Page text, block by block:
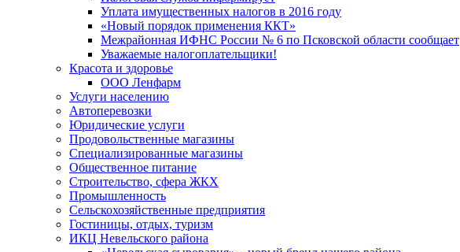
Уплата имущественных налогов в 2016 году
«Новый порядок применения ККТ»
Межрайонная ИФНС России № 6 по Псковской области сообщает
Уважаемые налогоплательщики!
Красота и здоровье
ООО Ленфарм
Услуги населению
Автоперевозки
Юридические услуги
Продовольственные магазины
Специализированные магазины
Общественное питание
Строительство, сфера ЖКХ
Промышленность
Сельскохозяйственные предприятия
Гостиницы, отдых, туризм
ИКЦ Невельского района